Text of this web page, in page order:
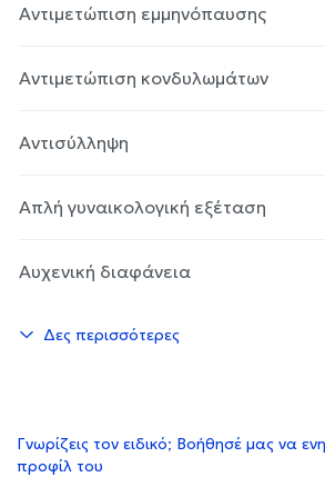
Αντιμετώπιση εμμηνόπαυσης
Αντιμετώπιση κονδυλωμάτων
Αντισύλληψη
Απλή γυναικολογική εξέταση
Αυχενική διαφάνεια
Δες περισσότερες
Γνωρίζεις τον ειδικό; Βοήθησέ μας να
προφίλ του